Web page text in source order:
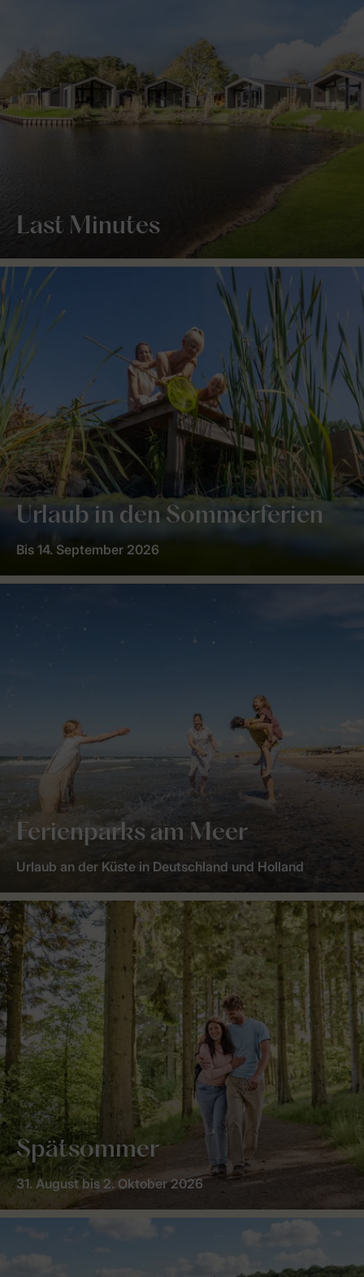
Last Minutes
Urlaub in den Sommerferien
Bis 14. September 2026
Ferienparks am Meer
Urlaub an der Küste in Deutschland und Holland
Spätsommer
31. August bis 2. Oktober 2026